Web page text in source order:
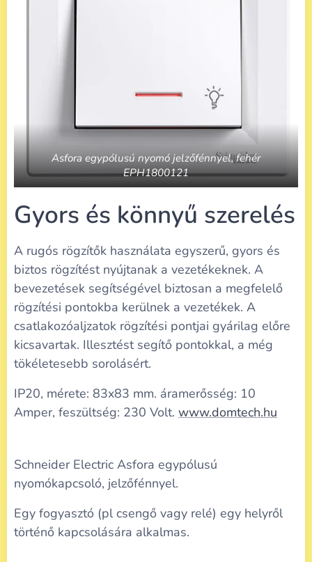
Asfora egypólusú nyomó jelzőfénnyel, fehér
EPH1800121
Gyors és könnyű szerelés
A rugós rögzítők használata egyszerű, gyors és
biztos rögzítést nyújtanak a vezetékeknek. A
bevezetések segítségével biztosan a megfelelő
rögzítési pontokba kerülnek a vezetékek. A
csatlakozóaljzatok rögzítési pontjai gyárilag előre
kicsavartak. Illesztést segítő pontokkal, a még
tökéletesebb sorolásért.
IP20, mérete: 83x83 mm. áramerősség: 10
Amper, feszültség: 230 Volt. www.domtech.hu
Schneider Electric Asfora egypólusú
nyomókapcsoló, jelzőfénnyel.
Egy fogyasztó (pl csengő vagy relé) egy helyről
történő kapcsolására alkalmas.